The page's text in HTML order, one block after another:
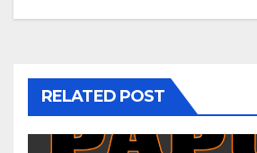
RELATED POST